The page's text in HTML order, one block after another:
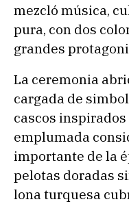
mezcló música,
pura, con dos
grandes
La ceremonia
cargada de
cascos
emplumada
importante de la
pelotas doradas
lona turquesa